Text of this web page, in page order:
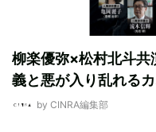
柳楽優弥×松村北斗
義と悪が入り乱れる
by CINRA編集部